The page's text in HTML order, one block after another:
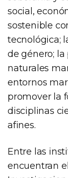
social,
sostenible
tecnológica;
de género;
naturales
entornos
promover la
disciplinas
afines.
Entre las
encuentran